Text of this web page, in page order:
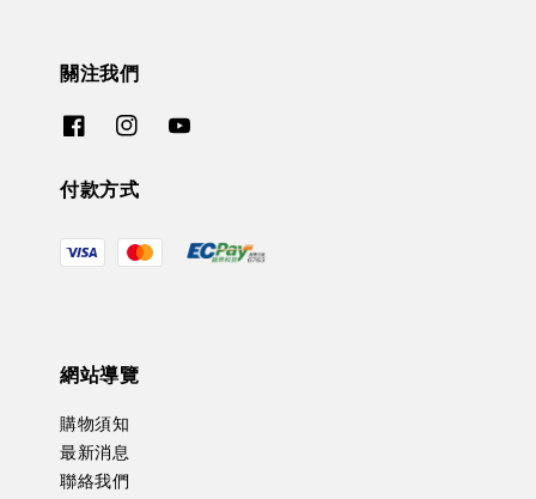
關注我們
付款方式
網站導覽
購物須知
最新消息
聯絡我們